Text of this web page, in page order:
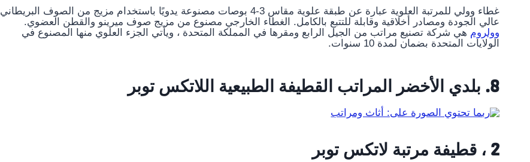
غطاء وولي للمرتبة العلوية عبارة عن طبقة علوية مقاس 3-4 بوصات مصنوعة يدويًا باستخدام مزيج من الصوف البريطاني
عالي الجودة ومصادر أخلاقية وقابلة للتتبع بالكامل. الغطاء الخارجي مصنوع من مزيج صوف ميرينو والقطن العضوي.
وولروم هي شركة تصنيع مراتب من الجيل الرابع ومقرها في المملكة المتحدة ، ويأتي الجزء العلوي منها المصنوع في
الولايات المتحدة بضمان لمدة 10 سنوات.
8. بلدي الأخضر المراتب القطيفة الطبيعية اللاتكس توبر
2 ، قطيفة مرتبة لاتكس توبر